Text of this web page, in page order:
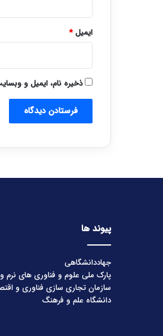
ایمیل*
ذخیره نام، ایمیل و
پیوند ها
جهاددانشگاهی
پارک ملی علوم و فناوری های نرم
سازمان تجاری سازی فناوری و
دانشگاه علم و فرهنگ